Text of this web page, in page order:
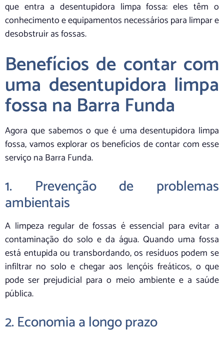
que entra a desentupidora limpa fossa: eles têm o
conhecimento e equipamentos necessários para limpar e
desobstruir as fossas.
Benefícios de contar com
uma desentupidora limpa
fossa na Barra Funda
Agora que sabemos o que é uma desentupidora limpa
fossa, vamos explorar os benefícios de contar com esse
serviço na Barra Funda.
1. Prevenção de problemas
ambientais
A limpeza regular de fossas é essencial para evitar a
contaminação do solo e da água. Quando uma fossa
está entupida ou transbordando, os resíduos podem se
infiltrar no solo e chegar aos lençóis freáticos, o que
pode ser prejudicial para o meio ambiente e a saúde
pública.
2. Economia a longo prazo